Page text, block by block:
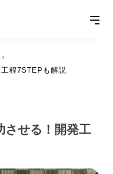
程7STEPも解説
させる！開発工